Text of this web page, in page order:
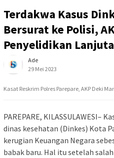
Terdakwa Kasus
Bersurat ke Polisi,
Penyelidikan
Ade
29 Mei 2023
Kasat Reskrim Polres Parepare, AKP Deki
PAREPARE, KILASSULAWESI–
dinas kesehatan (Dinkes) Kota
kerugian Keuangan Negara
babak baru. Hal itu setelah